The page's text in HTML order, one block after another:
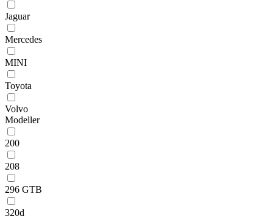
Jaguar
Mercedes
MINI
Toyota
Volvo
Modeller
200
208
296 GTB
320d